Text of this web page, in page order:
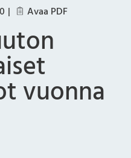
Avaa PDF
vuonna